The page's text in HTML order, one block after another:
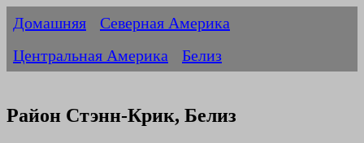
Домашняя
Северная Америка
Центральная Америка
Белиз
Район Стэнн-Крик, Белиз